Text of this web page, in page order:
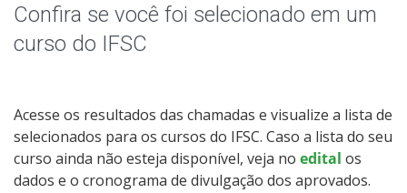
Especialização
Todos os cursos
Confira se você foi selecionado em um
curso do IFSC
Acesse os resultados das chamadas e visualize a lista de
selecionados para os cursos do IFSC. Caso a lista do seu
curso ainda não esteja disponível, veja no edital os
dados e o cronograma de divulgação dos aprovados.